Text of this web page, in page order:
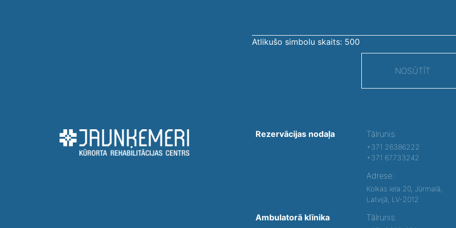
Atlikušo simbolu skaits: 500
NOSŪTĪT
Rezervācijas nodaļa Tālrunis:
+371 26386222
+371 67733242
Adrese:
Kolkas iela 20, Jūrmalā,
Latvijā, LV-2012
Ambulatorā klīnika Tālrunis: